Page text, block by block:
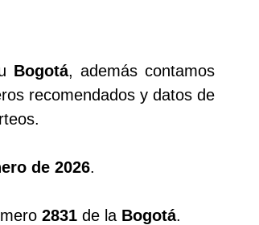
Bogotá, además contamos
recomendados y datos de
de 2026.
2831 de la Bogotá.